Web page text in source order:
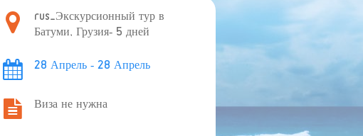
rus_Экскурсионный тур в
Батуми, Грузия- 5 дней
28 Апрель - 28 Апрель
Виза не нужна